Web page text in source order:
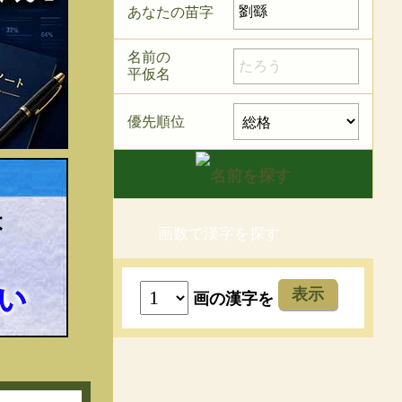
あなたの苗字
名前の
平仮名
優先順位
画数で漢字を探す
画の漢字を 表示